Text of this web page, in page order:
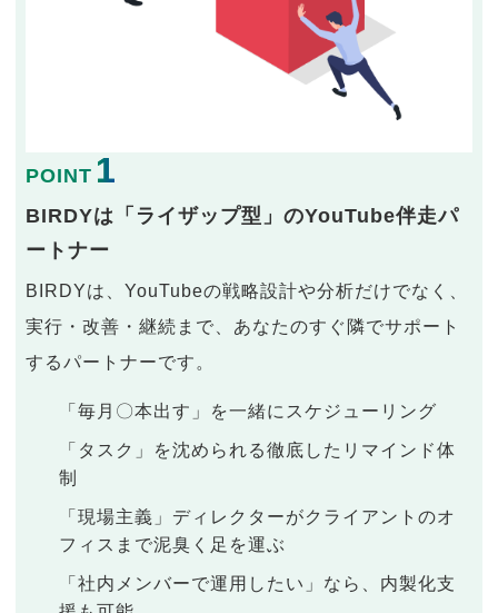
POINT 1
BIRDYは「ライザップ型」のYouTube伴走パ
ートナー
BIRDYは、YouTubeの戦略設計や分析だけでなく、
実行・改善・継続まで、あなたのすぐ隣でサポート
するパートナーです。
「毎月〇本出す」を一緒にスケジューリング
「タスク」を沈められる徹底したリマインド体
制
「現場主義」ディレクターがクライアントのオ
フィスまで泥臭く足を運ぶ
「社内メンバーで運用したい」なら、内製化支